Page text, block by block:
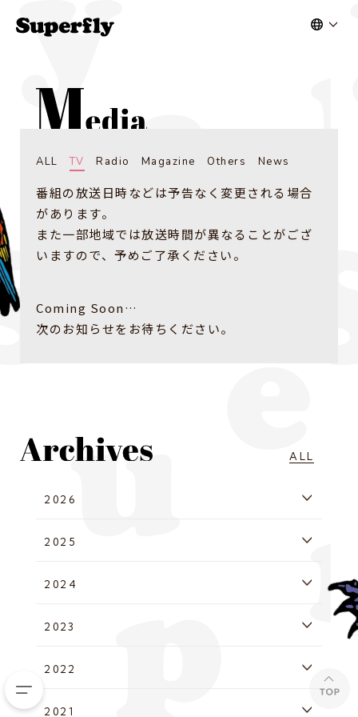
ALL TV Radio Magazine Others News
番組の放送日時などは予告なく変更される場合
があります。
また一部地域では放送時間が異なることがござ
いますので、予めご了承ください。
Coming Soon…
次のお知らせをお待ちください。
ALL
2026
2025
2024
2023
2022
2021